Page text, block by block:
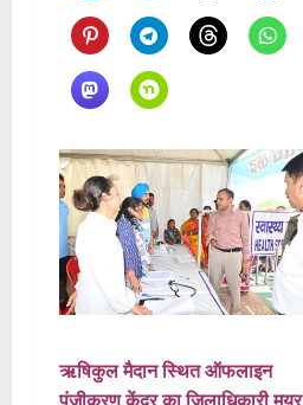
ऋषिकुल मैदान स्थित ऑफलाइन